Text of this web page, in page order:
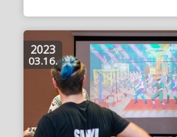
2023
03.16.